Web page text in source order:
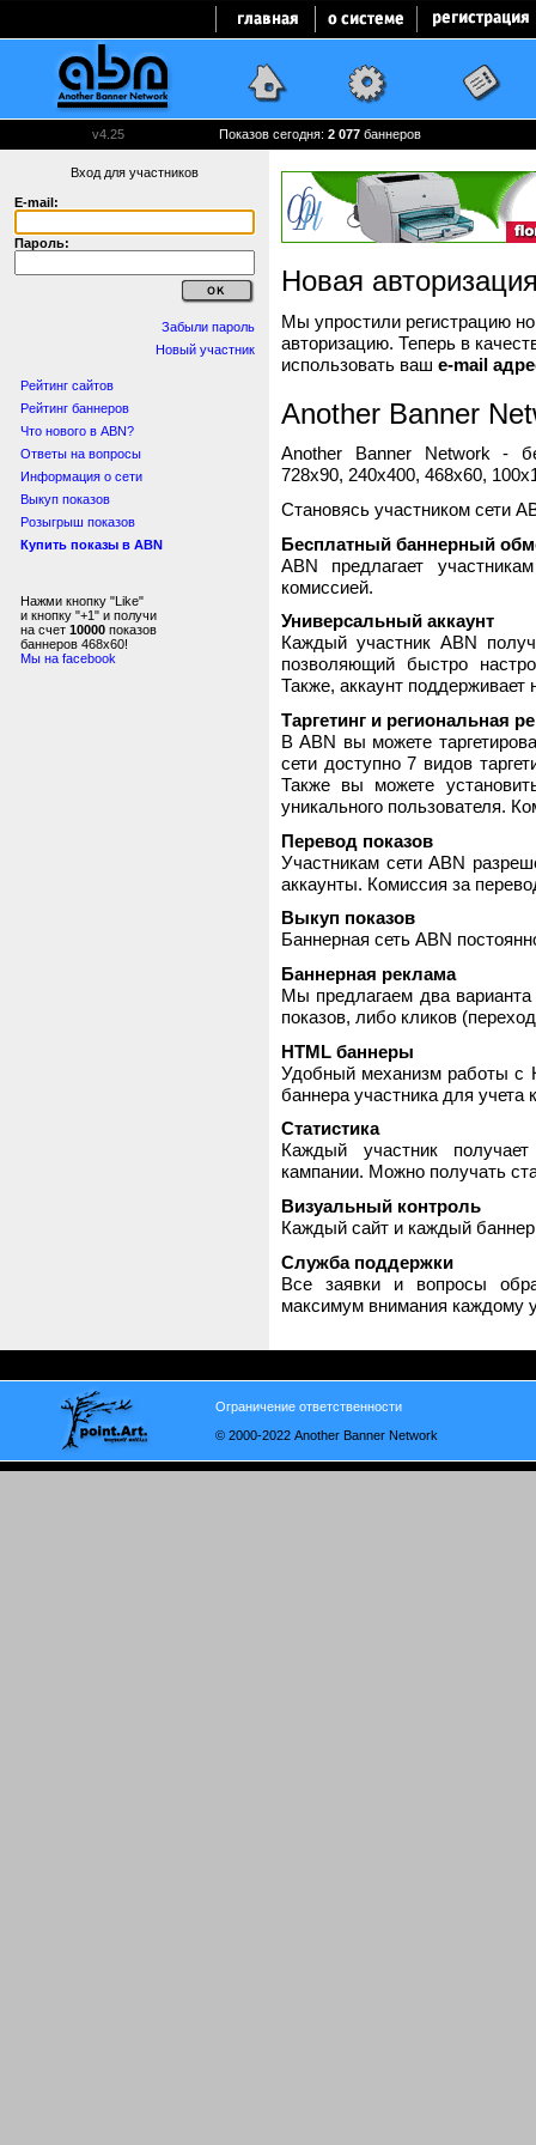
v4.25 Показов сегодня: 2 077 баннеров
Вход для участников
E-mail:
Пароль:
Забыли пароль
Новый участник
Рейтинг сайтов
Рейтинг баннеров
Что нового в ABN?
Ответы на вопросы
Информация о сети
Выкуп показов
Розыгрыш показов
Купить показы в ABN
Нажми кнопку "Like"
и кнопку "+1" и получи
на счет 10000 показов
баннеров 468x60!
Мы на facebook
Новая
Мы упростили регистрацию
авторизацию. Теперь в
использовать ваш e-mail
Another Banner
Another Banner Network -
728x90, 240x400, 468x60,
Становясь участником сети
Бесплатный баннерный
ABN предлагает
комиссией.
Универсальный аккаунт
Каждый участник ABN
позволяющий быстро
Также, аккаунт поддерживает
Таргетинг и региональная
В ABN вы можете
сети доступно 7 видов
Также вы можете
уникального пользователя.
Перевод показов
Участникам сети ABN
аккаунты. Комиссия за
Выкуп показов
Баннерная сеть ABN
Баннерная реклама
Мы предлагаем два
показов, либо кликов
HTML баннеры
Удобный механизм работы с
баннера участника для
Статистика
Каждый участник
кампании. Можно получать
Визуальный контроль
Каждый сайт и каждый
Служба поддержки
Все заявки и вопросы
максимум внимания каждому
Ограничение ответственности
© 2000-2022 Another Banner Network